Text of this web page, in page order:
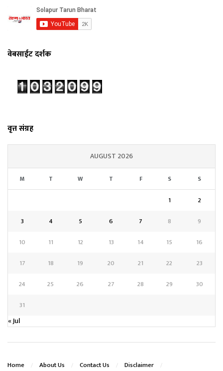
वेबसाईट दर्शक
वृत्त संग्रह
AUGUST 2026
M T W T F S S
1
2
3
4 5 6 7 8
9
10
11 12 13 14 15
16
17
18 19 20 21 22
23
24
25 26 27 28 29
30
31
« Jul
Home About Us Contact Us
Disclaimer